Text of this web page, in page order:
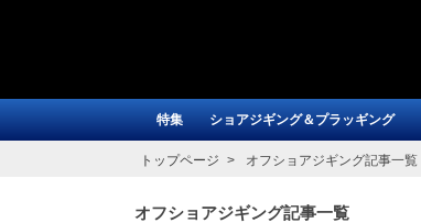
特集 ショアジギング＆プラッギング
トップページ オフショアジギング記事一覧
オフショアジギング記事一覧